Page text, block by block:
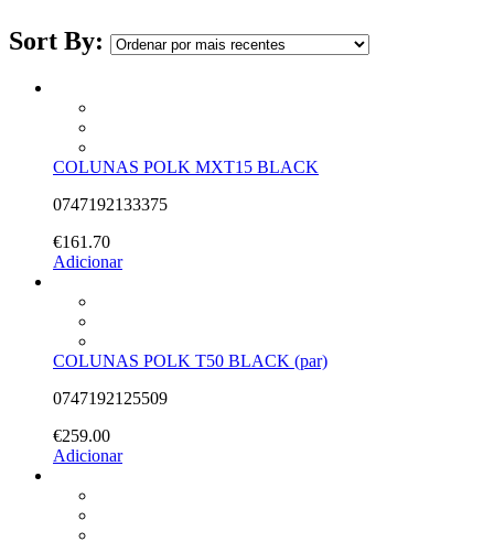
Sort By:
COLUNAS POLK MXT15 BLACK
0747192133375
€161.70
Adicionar
COLUNAS POLK T50 BLACK (par)
0747192125509
€259.00
Adicionar